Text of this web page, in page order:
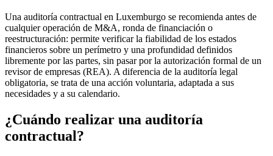
Una auditoría contractual en Luxemburgo se recomienda antes de
cualquier operación de M&A, ronda de financiación o
reestructuración: permite verificar la fiabilidad de los estados
financieros sobre un perímetro y una profundidad definidos
libremente por las partes, sin pasar por la autorización formal de un
revisor de empresas (REA). A diferencia de la auditoría legal
obligatoria, se trata de una acción voluntaria, adaptada a sus
necesidades y a su calendario.
¿Cuándo realizar una auditoría
contractual?